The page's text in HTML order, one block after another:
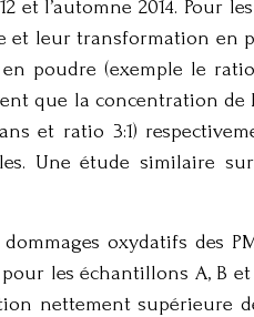
et l’automne 2014. Pour
et leur transformation en
poudre (exemple le
que la concentration de
ans et ratio 3:1)
Une étude similaire
oxydatifs des
pour les échantillons A, B
nettement supérieure